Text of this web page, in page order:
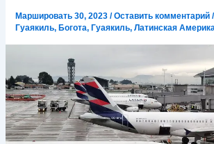
Маршировать 30, 2023/Оставить комментарий
Гуаякиль, Богота, Гуаякиль,Латинская